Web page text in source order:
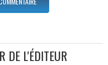
DE L'ÉDITEUR